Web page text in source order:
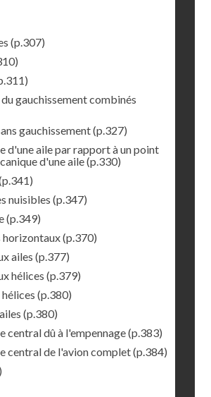
(p.307)
gauchissement combinés
gauchissement(p.327)
d'une aile par rapport à un point
d'une aile(p.330)
nuisibles (p.347)
(p.349)
horizontaux(p.370)
ailes (p.377)
hélices (p.379)
(p.380)
(p.380)
central dû à l'empennage(p.383)
central de l'avion complet(p.384)